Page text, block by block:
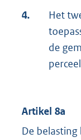
4.
Het
de
Artikel 8a
De